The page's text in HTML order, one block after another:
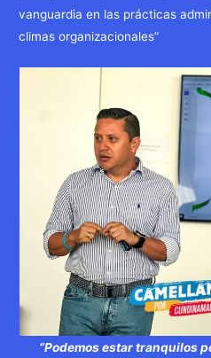
vanguardia en las prácticas
climas organizacionales”
“Podemos estar tranquilos